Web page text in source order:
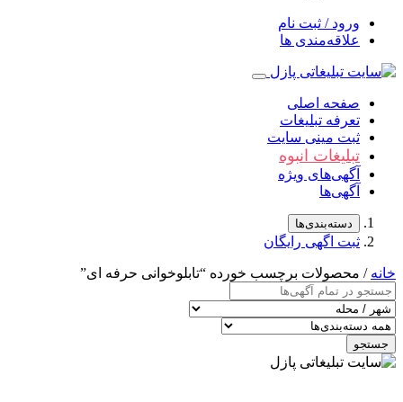
ورود / ثبت نام
علاقه‌مندی ها
صفحه اصلی
تعرفه تبلیغات
ثبت مینی سایت
تبلیغات انبوه
آگهی‌های ویژه
آگهی‌ها
دسته‌بندی‌ها
ثبت اگهی رایگان
خانه / محصولات برچسب خورده “تابلوخوانی حرفه ای”
جستجو